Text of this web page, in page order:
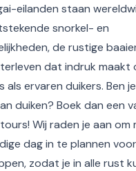
eilanden staan
snorkel- en
de rustige
dat indruk maakt
als ervaren duikers. Ben
duiken? Boek dan een
Wij raden je aan om
dag in te plannen
zodat je in alle rust